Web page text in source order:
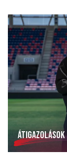
ÁTIGAZOLÁSOK